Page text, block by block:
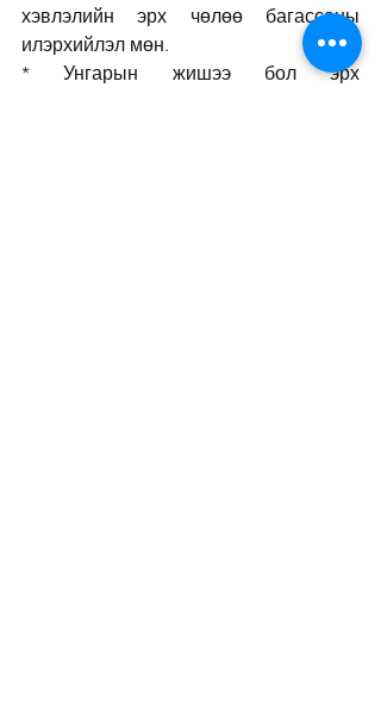
хэвлэлийн эрх чөлөө багассаны
илэрхийлэл мөн.
* Унгарын жишээ бол эрх